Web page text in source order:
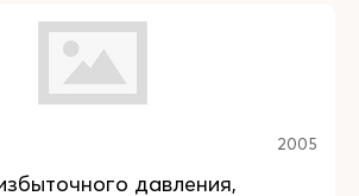
2005
давления,